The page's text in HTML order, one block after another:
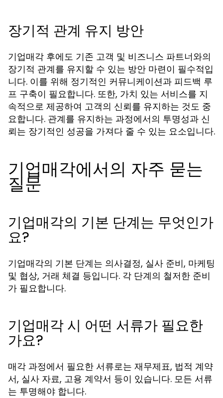
장기적 관계 유지 방안
기업매각 후에도 기존 고객 및 비즈니스 파트너와의
장기적 관계를 유지할 수 있는 방안 마련이 필수적입
니다. 이를 위해 정기적인 커뮤니케이션과 피드백 루
프 구축이 필요합니다. 또한, 가치 있는 서비스를 지
속적으로 제공하여 고객의 신뢰를 유지하는 것도 중
요합니다. 관계를 유지하는 과정에서의 투명성과 신
뢰는 장기적인 성공을 가져다 줄 수 있는 요소입니다.
기업매각에서의 자주 묻는
질문
기업매각의 기본 단계는 무엇인가
요?
기업매각의 기본 단계는 의사결정, 실사 준비, 마케팅
및 협상, 거래 체결 등입니다. 각 단계의 철저한 준비
가 필요합니다.
기업매각 시 어떤 서류가 필요한
가요?
매각 과정에서 필요한 서류로는 재무제표, 법적 계약
서, 실사 자료, 고용 계약서 등이 있습니다. 모든 서류
는 투명해야 합니다.